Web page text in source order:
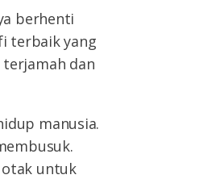
berhenti
terbaik yang
dan
manusia.
otak untuk